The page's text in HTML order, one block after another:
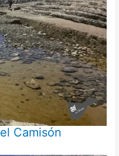
Camisón